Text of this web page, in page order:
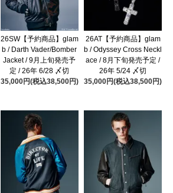
26SW【予約商品】glam
b / Darth Vader/Bomber
Jacket / 9月上旬発売予
定 / 26年 6/28 〆切
35,000円(税込38,500円)
26AT【予約商品】glam
b / Odyssey Cross Neckl
ace / 8月下旬発売予定 /
26年 5/24 〆切
35,000円(税込38,500円)